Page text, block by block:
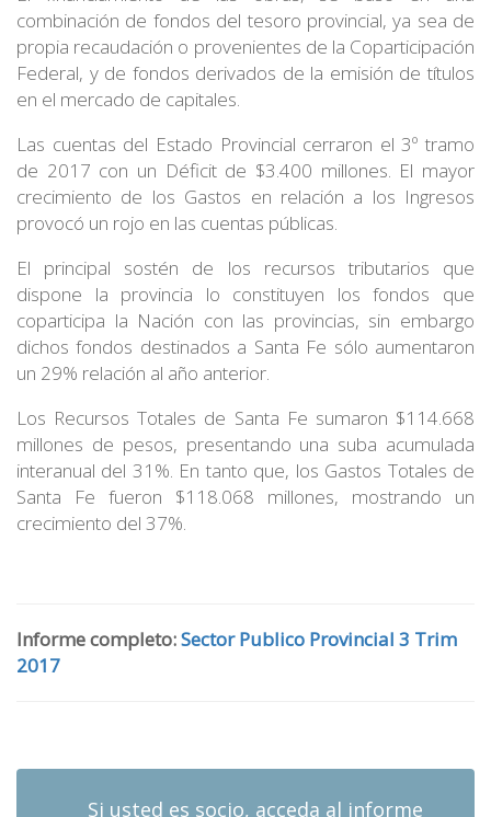
combinación de fondos del tesoro provincial, ya sea de
propia recaudación o provenientes de la Coparticipación
Federal, y de fondos derivados de la emisión de títulos
en el mercado de capitales.
Las cuentas del Estado Provincial cerraron el 3º tramo
de 2017 con un Déficit de $3.400 millones. El mayor
crecimiento de los Gastos en relación a los Ingresos
provocó un rojo en las cuentas públicas.
El principal sostén de los recursos tributarios que
dispone la provincia lo constituyen los fondos que
coparticipa la Nación con las provincias, sin embargo
dichos fondos destinados a Santa Fe sólo aumentaron
un 29% relación al año anterior.
Los Recursos Totales de Santa Fe sumaron $114.668
millones de pesos, presentando una suba acumulada
interanual del 31%. En tanto que, los Gastos Totales de
Santa Fe fueron $118.068 millones, mostrando un
crecimiento del 37%.
Informe completo:Sector Publico Provincial 3 Trim
2017
Si usted es socio, acceda al informe